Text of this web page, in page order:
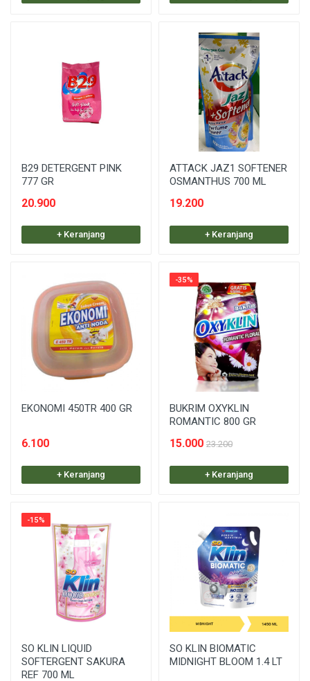
B29 DETERGENT PINK
777 GR
20.900
+ Keranjang
ATTACK JAZ1 SOFTENER
OSMANTHUS 700 ML
19.200
+ Keranjang
EKONOMI 450TR 400 GR
6.100
+ Keranjang
-35%
BUKRIM OXYKLIN
ROMANTIC 800 GR
15.000 23.200
+ Keranjang
-15%
SO KLIN LIQUID
SOFTERGENT SAKURA
REF 700 ML
SO KLIN BIOMATIC
MIDNIGHT BLOOM 1.4 LT